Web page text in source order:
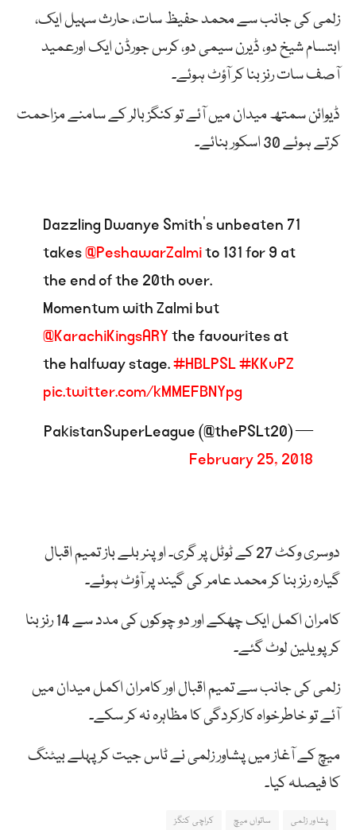
زلمی کی جانب سے محمد حفیظ سات، حارث سہیل ایک،
ابتسام شیخ دو، ڈیرن سیمی دو، کرس جورڈن ایک اورعمید
آصف سات رنز بنا کر آؤٹ ہوئے۔
ڈیوائن سمتھ میدان میں آئے تو کنگز بالر کے سامنے مزاحمت
کرتے ہوئے 30 اسکور بنائے۔
Dazzling Dwanye Smith's unbeaten 71
takes@PeshawarZalmito 131 for 9 at
the end of the 20th over.
Momentum with Zalmi but
@KarachiKingsARYthe favourites at
the halfway stage.#HBLPSL#KKvPZ
pic.twitter.com/kMMEFBNYpg
— PakistanSuperLeague (@thePSLt20)
February 25, 2018
دوسری وکٹ 27 کے ٹوٹل پر گری۔ اوپنر بلے باز تمیم اقبال
گیارہ رنز بنا کر محمد عامر کی گیند پر آؤٹ ہوئے۔
کامران اکمل ایک چھکے اور دو چوکوں کی مدد سے 14 رنز بنا
کر پویلین لوٹ گئے۔
زلمی کی جانب سے تمیم اقبال اور کامران اکمل میدان میں
آئے تو خاطرخواہ کارکردگی کا مظاہرہ نہ کر سکے۔
میچ کے آغاز میں پشاور زلمی نے ٹاس جیت کر پہلے بیٹنگ
کا فیصلہ کیا۔
پشاور زلمی ساتواں میچ کراچی کنگز